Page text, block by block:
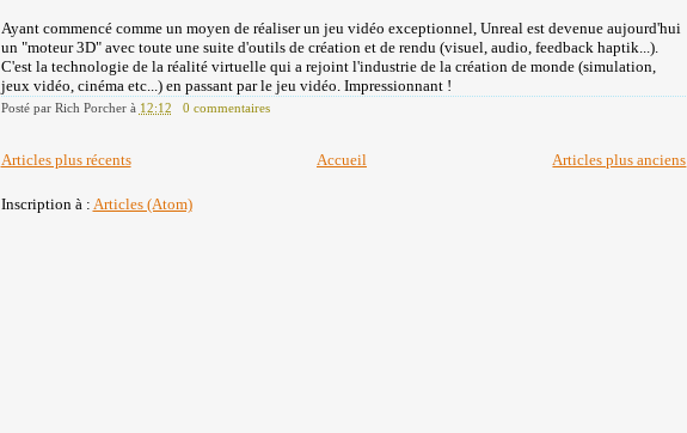
Ayant commencé comme un moyen de réaliser un jeu vidéo exceptionnel, Unreal est devenue aujourd'hui
un "moteur 3D" avec toute une suite d'outils de création et de rendu (visuel, audio, feedback haptik...).
C'est la technologie de la réalité virtuelle qui a rejoint l'industrie de la création de monde (simulation,
jeux vidéo, cinéma etc...) en passant par le jeu vidéo. Impressionnant !
Posté par Rich Porcher à 12:12 0 commentaires
Articles plus récents Articles plus anciens
Accueil
Inscription à : Articles (Atom)